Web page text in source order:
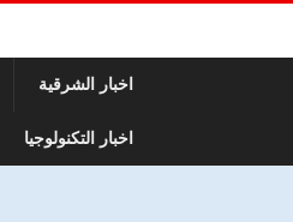
اخبار الشرقية
اخبار التكنولوجيا